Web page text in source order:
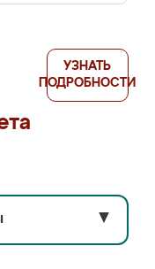
УЗНАТЬ
ПОДРОБНОСТИ
▼